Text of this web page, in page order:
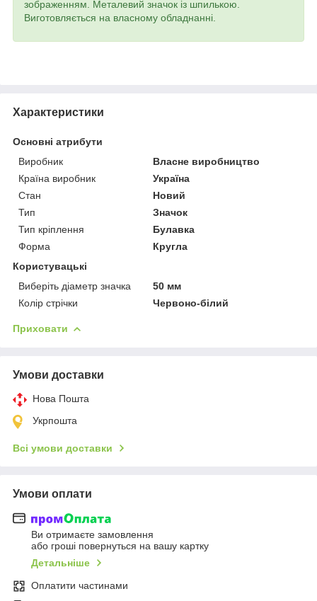
зображенням. Металевий значок із шпилькою.
Виготовляється на власному обладнанні.
Характеристики
Основні атрибути
Виробник
Власне виробництво
Країна виробник
Україна
Стан
Новий
Тип
Значок
Тип кріплення
Булавка
Форма
Кругла
Користувацькі
Виберіть діаметр значка
50 мм
Колір стрічки
Червоно-білий
Приховати
Умови доставки
Нова Пошта
Укрпошта
Всі умови доставки
Умови оплати
Ви отримаєте замовлення
або гроші повернуться на вашу картку
Детальніше
Оплатити частинами